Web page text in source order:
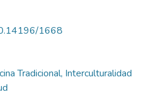
1668
Tradicional, Interculturalidad